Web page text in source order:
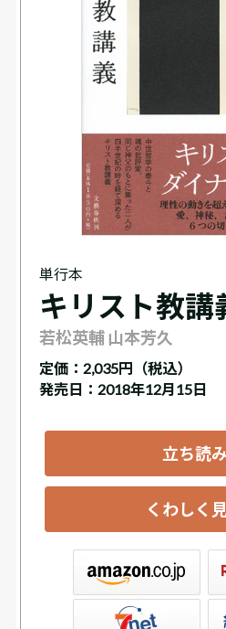
単行本
キリスト教講
若松英輔 山本芳久
定価： 2,035円（税込）
発売日：2018年12月15日
立ち読み
くわしく
書店ウェブストア